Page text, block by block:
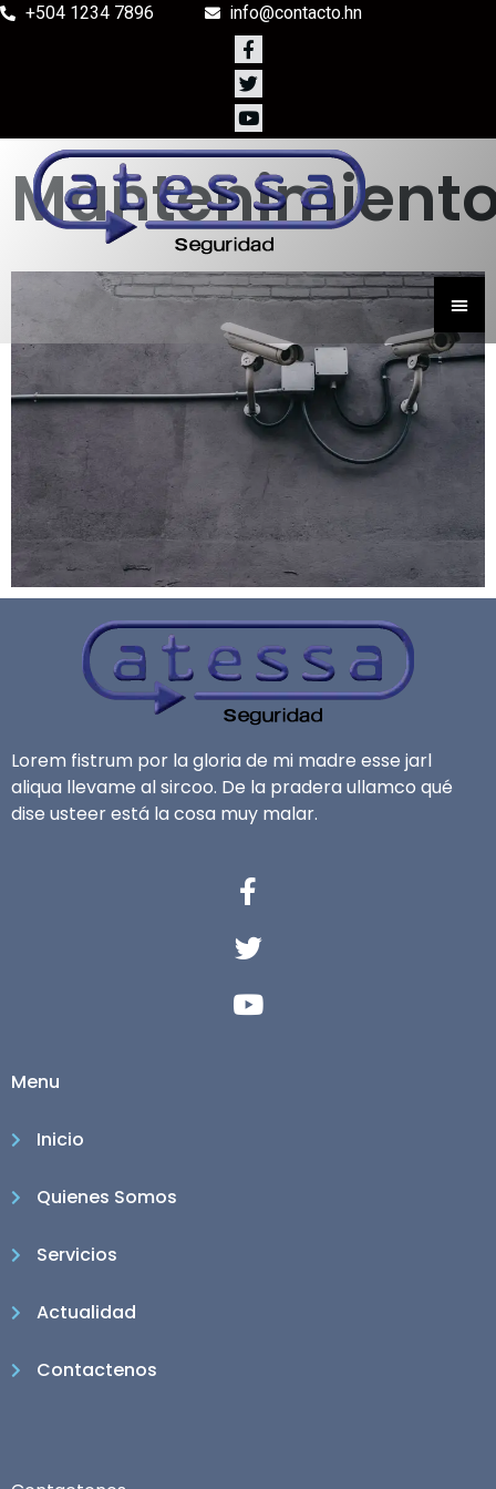
+504 1234 7896 info@contacto.hn
Lorem fistrum por la gloria de mi madre esse jarl
aliqua llevame al sircoo. De la pradera ullamco qué
dise usteer está la cosa muy malar.
Menu
Inicio
Quienes Somos
Servicios
Actualidad
Contactenos